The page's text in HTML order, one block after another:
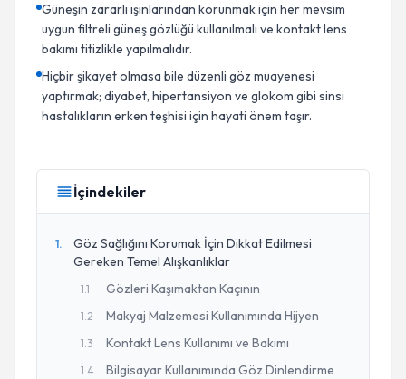
Güneşin zararlı ışınlarından korunmak için her mevsim
uygun filtreli güneş gözlüğü kullanılmalı ve kontakt lens
bakımı titizlikle yapılmalıdır.
Hiçbir şikayet olmasa bile düzenli göz muayenesi
yaptırmak; diyabet, hipertansiyon ve glokom gibi sinsi
hastalıkların erken teşhisi için hayati önem taşır.
İçindekiler
1.
Göz Sağlığını Korumak İçin Dikkat Edilmesi
Gereken Temel Alışkanlıklar
1.1 Gözleri Kaşımaktan Kaçının
1.2 Makyaj Malzemesi Kullanımında Hijyen
1.3 Kontakt Lens Kullanımı ve Bakımı
1.4 Bilgisayar Kullanımında Göz Dinlendirme